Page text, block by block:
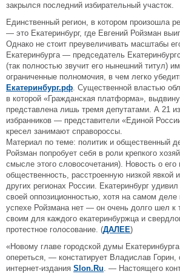
закрылся последний избирательный участок.
Единственный регион, в котором произошла
— это Екатеринбург, где Евгений Ройзман
Однако не стоит преувеличивать масштабы
Екатеринбурга — председатель
(так полностью звучит его нынешний титул)
ограниченные полномочия, в чем легко
Екатеринбург.рф. Существенной властью
в которой «Гражданская платформа»,
представлена лишь тремя депутатами. А 21
избранников — представители «Единой
кресел занимают справороссы.
Материал по теме: политик и общественный
Ройзман попробует себя в роли крепкого
смысле этого словосочетания). Новость о
общественность, расстроенную низкой явкой
других регионах России. Екатеринбург
своей оппозиционностью, хотя на самом деле
успехе Ройзмана нет — он очень долго шел к
своим для каждого екатеринбуржца и
протестное голосование. (ДАЛЕЕ)
«Новому главе городской думы
опереться, — констатирует Владислав Горин,
интернет-издания Slon.Ru. — Настоящего